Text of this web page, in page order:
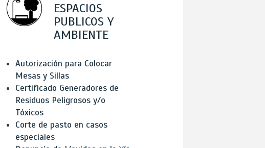
ESPACIOS
PUBLICOS Y
AMBIENTE
Autorización para Colocar
Mesas y Sillas
Certificado Generadores de
Residuos Peligrosos y/o
Tóxicos
Corte de pasto en casos
especiales